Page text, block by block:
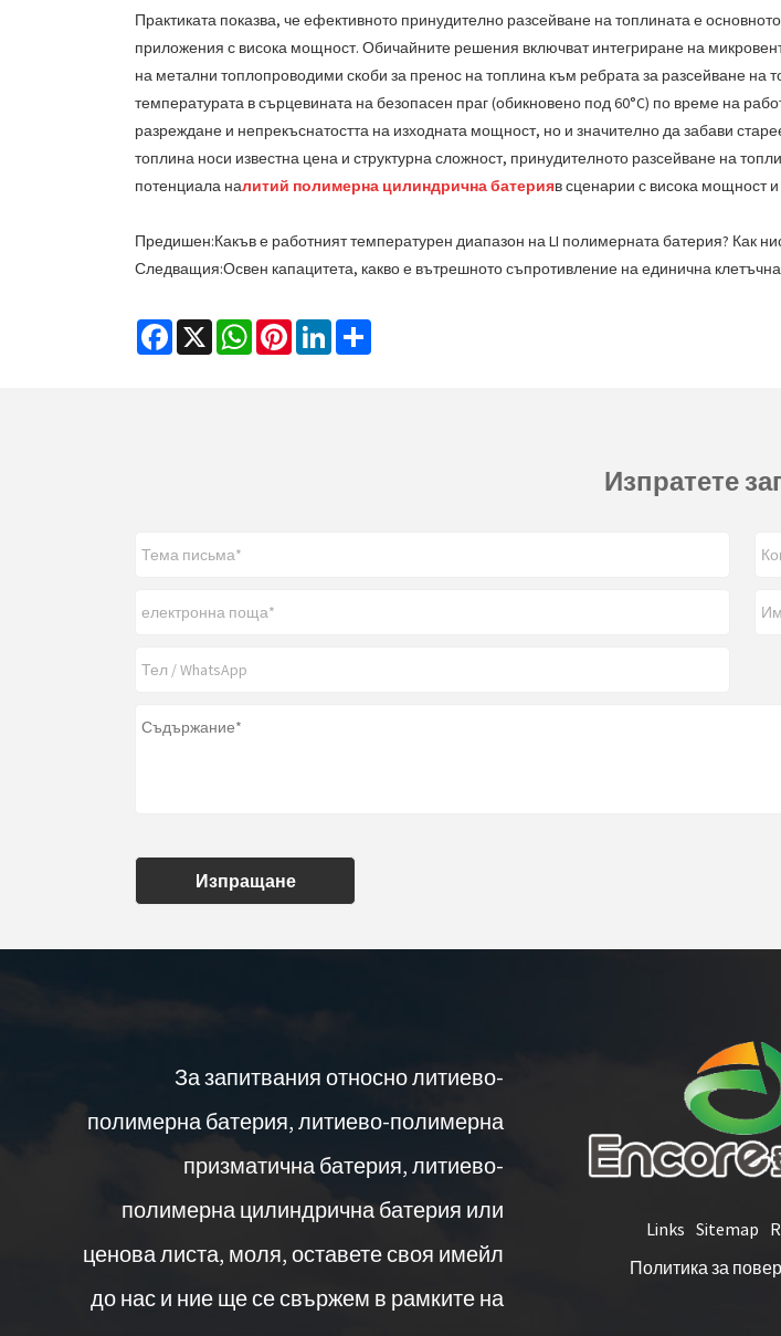
Практиката показва, че ефективното принудително разсейване на топлината е
приложения с висока мощност. Обичайните решения включват интегриране на
на метални топлопроводими скоби за пренос на топлина към ребрата за разсейване
температурата в сърцевината на безопасен праг (обикновено под 60°C) по време на
разреждане и непрекъснатостта на изходната мощност, но и значително да забави
топлина носи известна цена и структурна сложност, принудителното разсейване на
потенциала налитий полимерна цилиндрична батерияв сценарии с висока мощност
Предишен:Какъв е работният температурен диапазон на LI полимерната батерия? Как
Следващия:Освен капацитета, какво е вътрешното съпротивление на единична
Facebook
X WhatsAppPinterestLinkedIn
Изпратете
Изпращане
За запитвания относно литиево-
полимерна батерия, литиево-полимерна
призматична батерия, литиево-
полимерна цилиндрична батерия или
ценова листа, моля, оставете своя имейл
до нас и ние ще се свържем в рамките на
Links Sitemap
Политика за